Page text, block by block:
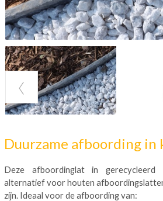
Duurzame afboording in
Deze afboordinglat in
alternatief voor houten
zijn. Ideaal voor de afboording van: